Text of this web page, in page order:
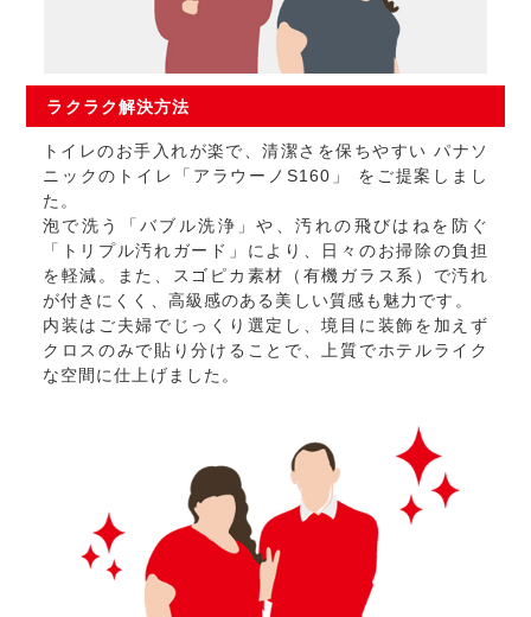
ラクラク解決方法
トイレのお手入れが楽で、清潔さを保ちやすい パナソ
ニックのトイレ「アラウーノS160」 をご提案しまし
た。
泡で洗う「バブル洗浄」や、汚れの飛びはねを防ぐ
「トリプル汚れガード」により、日々のお掃除の負担
を軽減。また、スゴピカ素材（有機ガラス系）で汚れ
が付きにくく、高級感のある美しい質感も魅力です。
内装はご夫婦でじっくり選定し、境目に装飾を加えず
クロスのみで貼り分けることで、上質でホテルライク
な空間に仕上げました。